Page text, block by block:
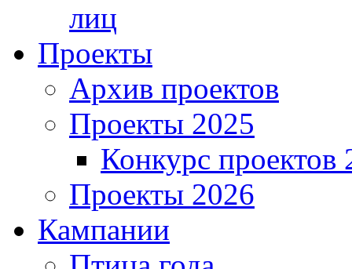
лиц
Проекты
Архив проектов
Проекты 2025
Конкурс проектов
Проекты 2026
Кампании